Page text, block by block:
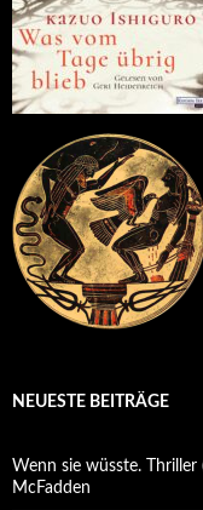
NEUESTE BEITRÄGE
Wenn sie wüsste.
McFadden